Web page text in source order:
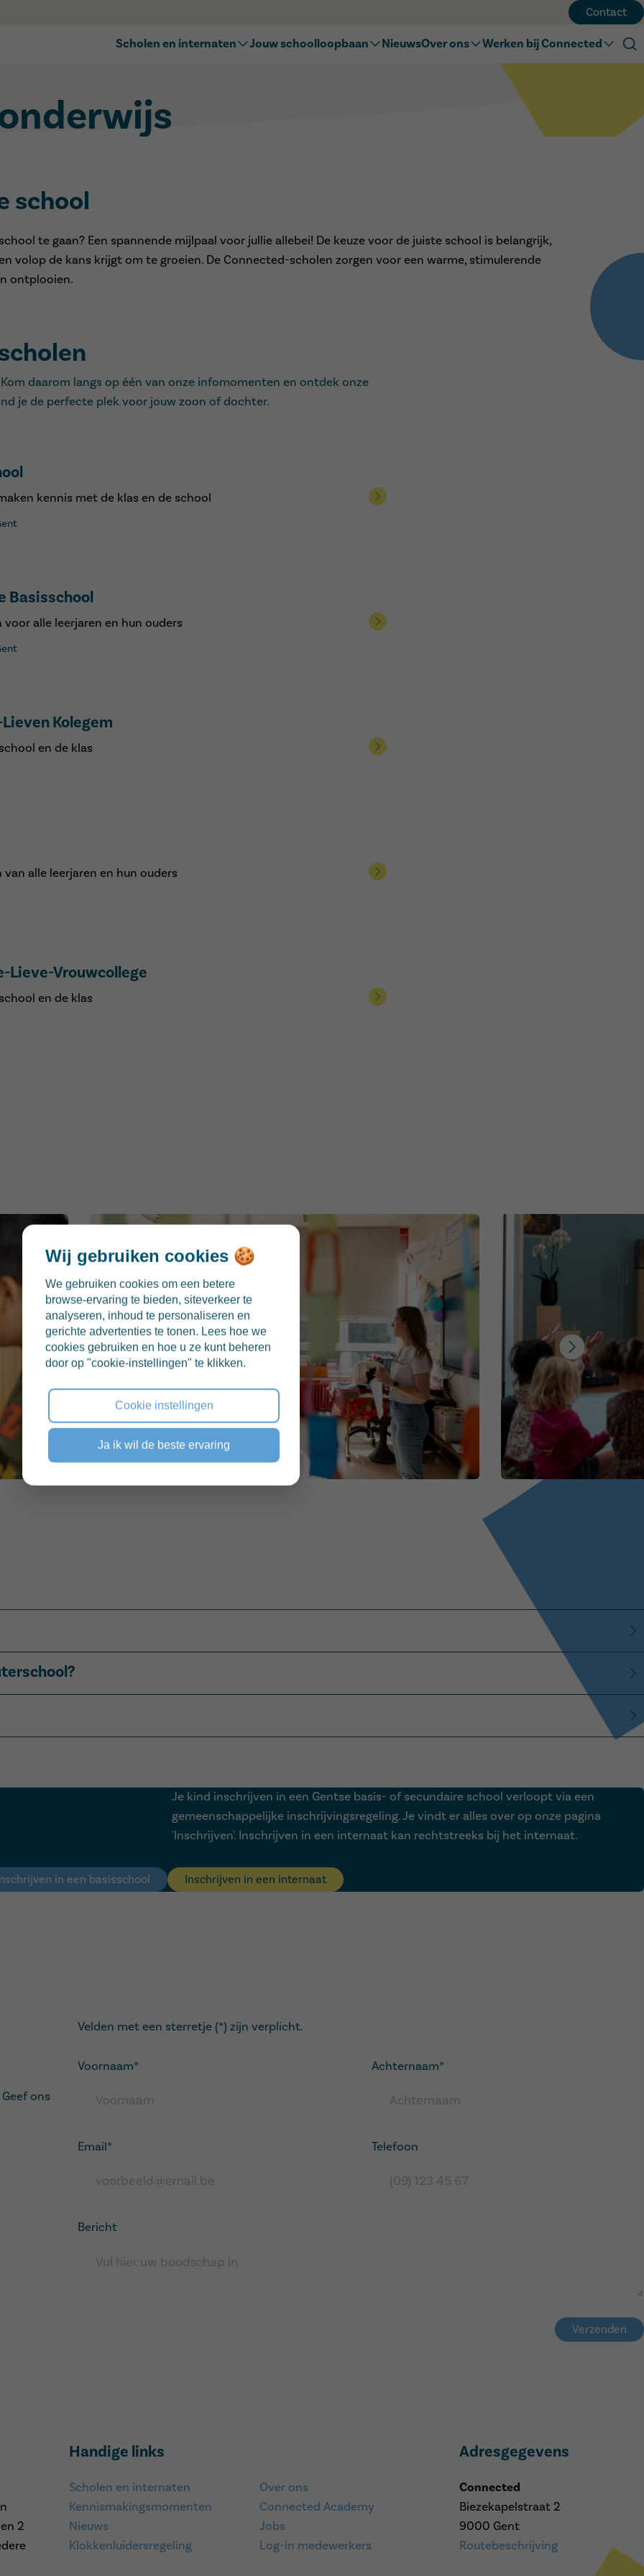
Contact
Scholen en internaten
Jouw schoolloopbaan
NieuwsOver ons
Werken bij Connected
Werken bij Connected
Connected Academy
school
te gaan? Een spannende mijlpaal voor jullie allebei! De keuze voor de juiste school is belangrijk,
volop de kans krijgt om te groeien. De Connected-scholen zorgen voor een warme, stimulerende
ontplooien.
daarom langs op één van onze infomomenten en ontdek onze
je de perfecte plek voor jouw zoon of dochter.
kennis met de klas en de school
Basisschool
alle leerjaren en hun ouders
Kolegem
en de klas
alle leerjaren en hun ouders
Lieve-Vrouwcollege
en de klas
Je kind inschrijven in een Gentse basis- of secundaire school verloopt via een
gemeenschappelijke inschrijvingsregeling. Je vindt er alles over op onze pagina
'Inschrijven'. Inschrijven in een internaat kan rechtstreeks bij het internaat.
in een basisschool Inschrijven in een internaat
ons
Call me back by fax
Velden met een sterretje (*) zijn verplicht.
Voornaam* Achternaam*
Email* Telefoon
Bericht
Verzenden
2
Handige links
Scholen en internaten
Kennismakingsmomenten
Nieuws
Klokkenluidersregeling
Over ons
Connected Academy
Jobs
Log-in medewerkers
Adresgegevens
Connected
Biezekapelstraat 2
9000 Gent
Routebeschrijving
Wij gebruiken cookies 🍪
We gebruiken cookies om een betere
browse-ervaring te bieden, siteverkeer te
analyseren, inhoud te personaliseren en
gerichte advertenties te tonen. Lees hoe we
cookies gebruiken en hoe u ze kunt beheren
door op "cookie-instellingen" te klikken.
Cookie instellingen
Ja ik wil de beste ervaring